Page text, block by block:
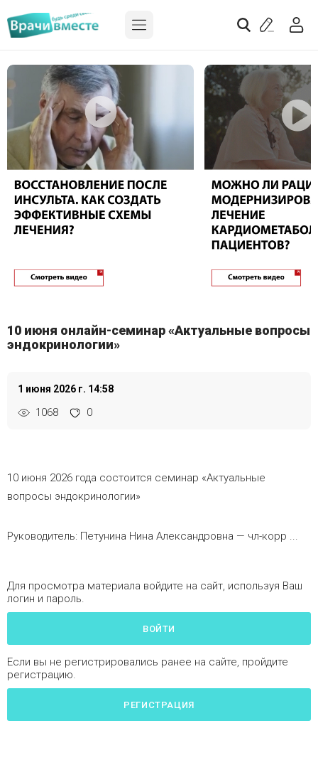
10 июня онлайн-семинар «Актуальные вопросы
эндокринологии»
1 июня 2026 г. 14:58
1068 0
10 июня 2026 года состоится семинар «Актуальные
вопросы эндокринологии»
Руководитель: Петунина Нина Александровна — чл-корр ...
Для просмотра материала войдите на сайт, используя Ваш
логин и пароль.
ВОЙТИ
Если вы не регистрировались ранее на сайте, пройдите
регистрацию.
РЕГИСТРАЦИЯ